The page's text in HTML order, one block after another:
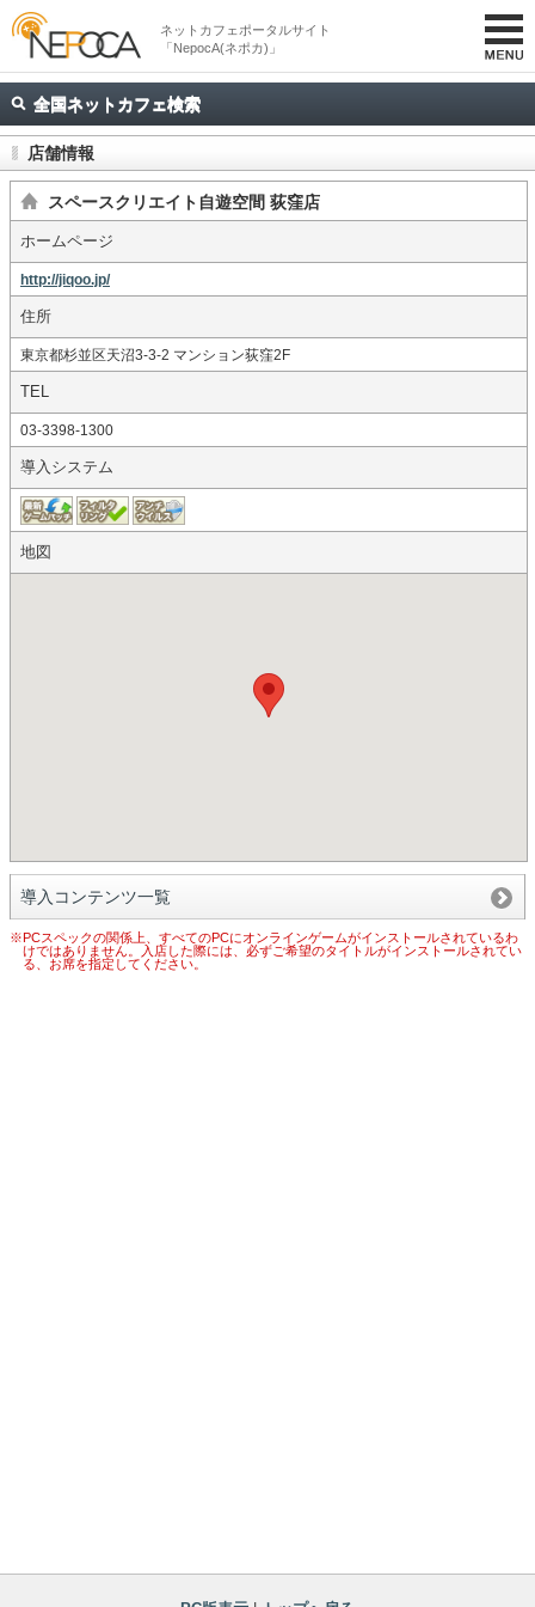
ネットカフェポータルサイト
「NepocA(ネポカ)」
全国ネットカフェ検索
店舗情報
スペースクリエイト自遊空間 荻窪店
ホームページ
http://jiqoo.jp/
住所
東京都杉並区天沼3-3-2 マンション荻窪2F
TEL
03-3398-1300
導入システム
地図
導入コンテンツ一覧
※PCスペックの関係上、すべてのPCにオンラインゲームがインストールされているわ
けではありません。入店した際には、必ずご希望のタイトルがインストールされてい
る、お席を指定してください。